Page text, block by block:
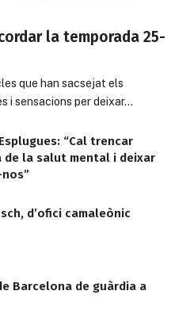
la temporada 25-
que han sacsejat els
i sensacions per deixar…
“Cal trencar
de la salut mental i deixar
d’ofici camaleònic
Barcelona de guàrdia a